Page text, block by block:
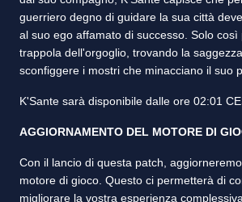
guerriero degno di guidare la sua città
al suo ego affamato di successo. Solo così
trappola dell'orgoglio, trovando la
sconfiggere i mostri che minacciano il suo
K'Sante sarà disponibile dalle ore 02:01
AGGIORNAMENTO DEL MOTORE DI
Con il lancio di questa patch,
motore di gioco. Questo ci permetterà di
migliorare la vostra esperienza